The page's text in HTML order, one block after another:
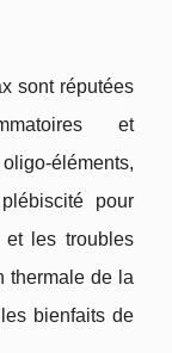
sont réputées
et
éléments,
pour
et les troubles
thermale de la
bienfaits de